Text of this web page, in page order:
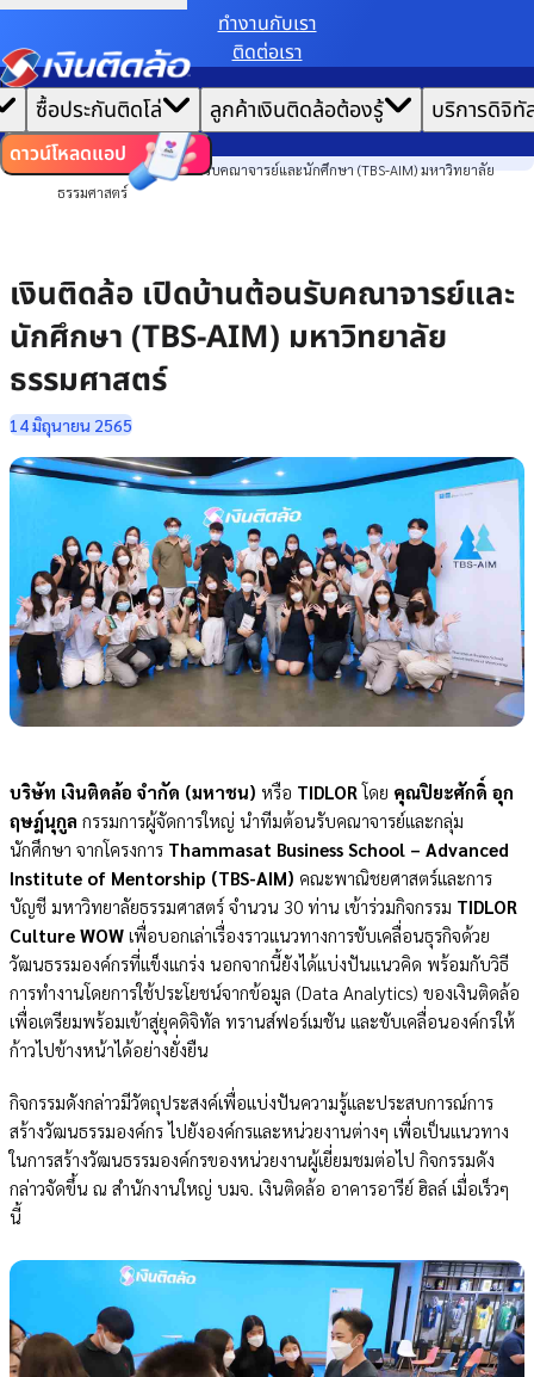
ทํางานกับเรา
ติดต่อเรา
|
ไทย EN
ซื้อประกันติดโล่ ลูกค้าเงินติดล้อต้องรู้ บริการดิจิทั
ดาวน์โหลดแอป
หน้าแรก
ข่าวสาร
องค์กร
เงินติดล้อ เปิดบ้านต้อนรับคณาจารย์และนักศึกษา (TBS-AIM) มหาวิทยาลัย
ธรรมศาสตร์
เงินติดล้อ เปิดบ้านต้อนรับคณาจารย์และ
นักศึกษา (TBS-AIM) มหาวิทยาลัย
ธรรมศาสตร์
14 มิถุนายน 2565
บริษัท เงินติดล้อ จำกัด (มหาชน) หรือ TIDLORโดย คุณปิยะศักดิ์ อุก
ฤษฎ์นุกูล กรรมการผู้จัดการใหญ่ นำทีมต้อนรับคณาจารย์และกลุ่ม
นักศึกษา จากโครงการ Thammasat Business School – Advanced
Institute of Mentorship (TBS-AIM) คณะพาณิชยศาสตร์และการ
บัญชี มหาวิทยาลัยธรรมศาสตร์ จำนวน 30 ท่าน เข้าร่วมกิจกรรม TIDLOR
Culture WOW เพื่อบอกเล่าเรื่องราวแนวทางการขับเคลื่อนธุรกิจด้วย
วัฒนธรรมองค์กรที่แข็งแกร่ง นอกจากนี้ยังได้แบ่งปันแนวคิด พร้อมกับวิธี
การทำงานโดยการใช้ประโยชน์จากข้อมูล (Data Analytics) ของเงินติดล้อ
เพื่อเตรียมพร้อมเข้าสู่ยุคดิจิทัล ทรานส์ฟอร์เมชัน และขับเคลื่อนองค์กรให้
ก้าวไปข้างหน้าได้อย่างยั่งยืน
กิจกรรมดังกล่าวมีวัตถุประสงค์เพื่อแบ่งปันความรู้และประสบการณ์การ
สร้างวัฒนธรรมองค์กร ไปยังองค์กรและหน่วยงานต่างๆ เพื่อเป็นแนวทาง
ในการสร้างวัฒนธรรมองค์กรของหน่วยงานผู้เยี่ยมชมต่อไป กิจกรรมดัง
กล่าวจัดขึ้น ณ สำนักงานใหญ่ บมจ. เงินติดล้อ อาคารอารีย์ ฮิลล์ เมื่อเร็วๆ
นี้
เราขอเก็บข้อมูลตาม นโยบายการใช้คุกกี้ เพื่อมอบประสบการณ์การใช้งานเว็บไซต์ที่ดีที่สุดให้
คุณ
ตั้งค่าคุกกี้ ยอมรับคุกกี้ทั้งหมด